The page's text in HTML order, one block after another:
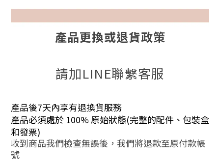
產品更換或退貨政策
請加LINE聯繫客服
產品後7天內享有退換貨服務
產品必須處於 100% 原始狀態(完整的配件、包裝盒
和發票)
收到商品我們檢查無誤後，我們將退款至原付款帳
號